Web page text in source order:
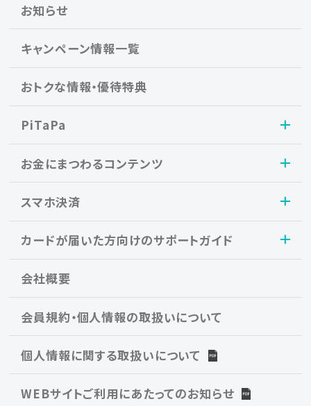
お知らせ
キャンペーン情報一覧
おトクな情報・優待特典
PiTaPa
お金にまつわるコンテンツ
スマホ決済
カードが届いた方向けのサポートガイド
会社概要
会員規約・個人情報の取扱いについて
個人情報に関する取扱いについて
WEBサイトご利用にあたってのお知らせ